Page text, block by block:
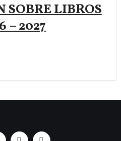
SOBRE LIBROS
– 2027